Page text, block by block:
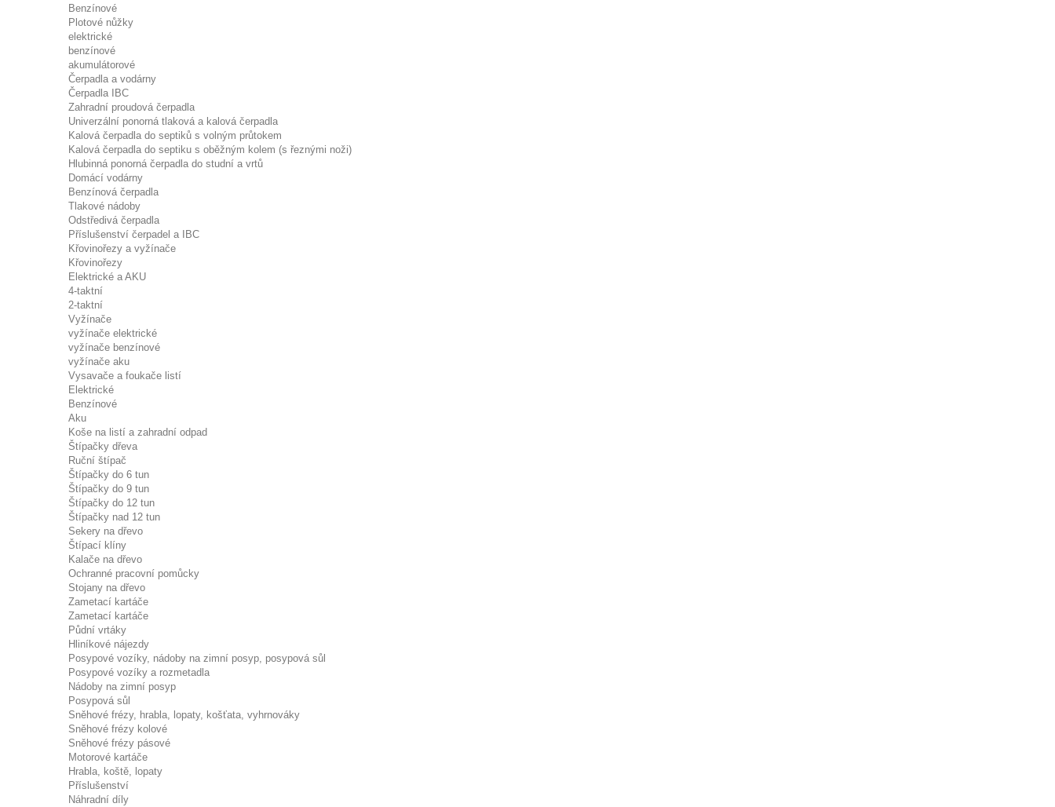
Benzínové
Plotové nůžky
elektrické
benzínové
akumulátorové
Čerpadla a vodárny
Čerpadla IBC
Zahradní proudová čerpadla
Univerzální ponorná tlaková a kalová čerpadla
Kalová čerpadla do septiků s volným průtokem
Kalová čerpadla do septiku s oběžným kolem (s řeznými noži)
Hlubinná ponorná čerpadla do studní a vrtů
Domácí vodárny
Benzínová čerpadla
Tlakové nádoby
Odstředivá čerpadla
Příslušenství čerpadel a IBC
Křovinořezy a vyžínače
Křovinořezy
Elektrické a AKU
4-taktní
2-taktní
Vyžínače
vyžínače elektrické
vyžínače benzínové
vyžínače aku
Vysavače a foukače listí
Elektrické
Benzínové
Aku
Koše na listí a zahradní odpad
Štípačky dřeva
Ruční štípač
Štípačky do 6 tun
Štípačky do 9 tun
Štípačky do 12 tun
Štípačky nad 12 tun
Sekery na dřevo
Štípací klíny
Kalače na dřevo
Ochranné pracovní pomůcky
Stojany na dřevo
Zametací kartáče
Zametací kartáče
Půdní vrtáky
Hliníkové nájezdy
Posypové vozíky, nádoby na zimní posyp, posypová sůl
Posypové vozíky a rozmetadla
Nádoby na zimní posyp
Posypová sůl
Sněhové frézy, hrabla, lopaty, košťata, vyhrnováky
Sněhové frézy kolové
Sněhové frézy pásové
Motorové kartáče
Hrabla, koště, lopaty
Příslušenství
Náhradní díly